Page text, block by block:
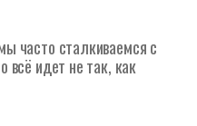
часто сталкиваемся с
всё идет не так, как